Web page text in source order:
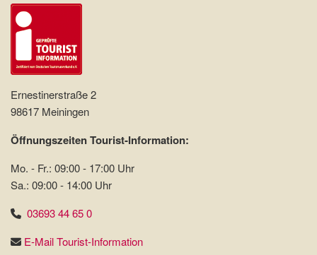
Ernestinerstraße 2
98617 Meiningen
Öffnungszeiten Tourist-Information:
Mo. - Fr.: 09:00 - 17:00 Uhr
Sa.: 09:00 - 14:00 Uhr
03693 44 65 0
E-Mail Tourist-Information